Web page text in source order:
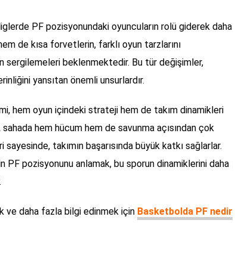
PF pozisyonundaki oyuncuların rolü giderek daha
de kısa forvetlerin, farklı oyun tarzlarını
sergilemeleri beklenmektedir. Bu tür değişimler,
yansıtan önemli unsurlardır.
hem oyun içindeki strateji hem de takım dinamikleri
hem hücum hem de savunma açısından çok
takımın başarısında büyük katkı sağlarlar.
PF pozisyonunu anlamak, bu sporun dinamiklerini daha
ve daha fazla bilgi edinmek için Basketbolda PF nedir